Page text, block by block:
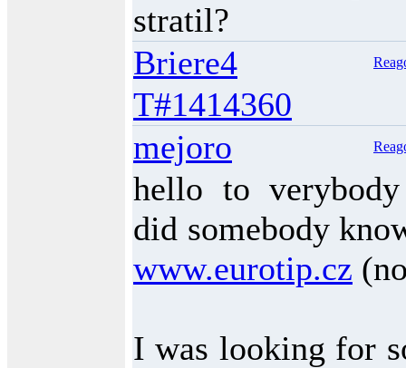
stratil?
Briere4
T#1414360
mejoro
hello to
did somebody
www.eurotip.cz
I was looking for